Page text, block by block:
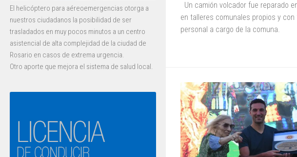
Un camión volcador fue reparado
en talleres comunales propios y con
personal a cargo de la comuna.
El helicóptero para aéreoemergencias otorga a
nuestros ciudadanos la posibilidad de ser
trasladados en muy pocos minutos a un centro
asistencial de alta complejidad de la ciudad de
Rosario en casos de extrema urgencia.
Otro aporte que mejora el sistema de salud local.